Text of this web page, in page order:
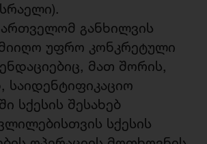
განხილვის
უფრო კონკრეტული
მათ შორის,
საიდენტიფიკაციო
სქესის შესახებ
სქესის